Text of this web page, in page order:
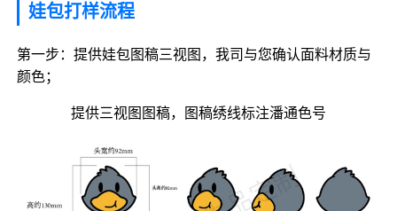
娃包打样流程
第一步：提供娃包图稿三视图，我司与您确认面料材质与
颜色；
提供三视图图稿，图稿绣线标注潘通色号